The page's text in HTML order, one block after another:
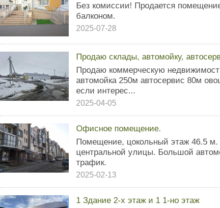
Без комиссии! Продается
балконом.
2025-07-28
Продаю склады, автомойку,
Продаю коммерческую
автомойка 250м автосервис 80м
если интерес...
2025-04-05
Офисное помещение.
Помещение, цокольный этаж 46.5
центральной улицы. Большой
трафик.
2025-02-13
1 Здание 2-х этаж и 1 1-но этаж